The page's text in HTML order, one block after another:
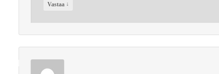
Vastaa ↓